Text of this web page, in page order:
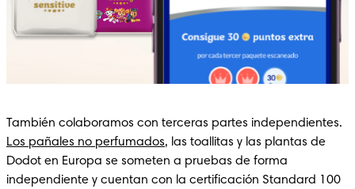
Los pañales no perfumados, las toallitas y las plantas de
Dodot en Europa se someten a pruebas de forma
independiente y cuentan con la certificación Standard 100